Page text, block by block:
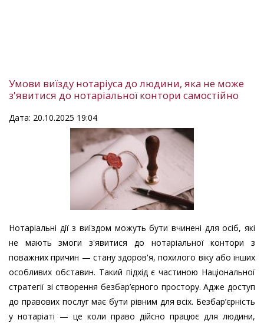
Умови виїзду нотаріуса до людини, яка не може
з'явитися до нотаріальної контори самостійно
Дата: 20.10.2025 19:04
Нотаріальні дії з виїздом можуть бути вчинені для осіб, які
не мають змоги з'явитися до нотаріальної контори з
поважних причин — стану здоров'я, похилого віку або інших
особливих обставин. Такий підхід є частиною Національної
стратегії зі створення безбар’єрного простору. Адже доступ
до правових послуг має бути рівним для всіх. Безбар’єрність
у нотаріаті — це коли право дійсно працює для людини,